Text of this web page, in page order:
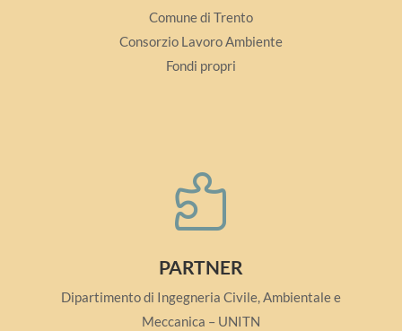
Comune di Trento
Consorzio Lavoro Ambiente
Fondi propri

PARTNER
Dipartimento di Ingegneria Civile, Ambientale e
Meccanica – UNITN